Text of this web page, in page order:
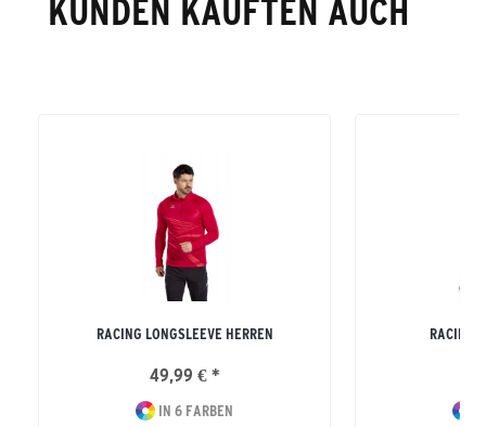
KUNDEN KAUFTEN AUCH
RACING LONGSLEEVE HERREN
49,99 € *
IN 6 FARBEN
RACING